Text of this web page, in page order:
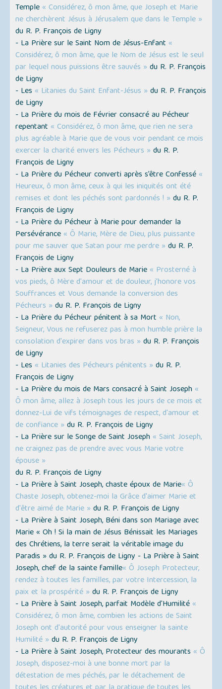
Temple « Considérez, ô mon âme, que Joseph et Marie
ne cherchèrent Jésus à Jérusalem que dans le Temple »
du R. P. François de Ligny
- La Prière sur le Saint Nom de Jésus-Enfant «
Considérez, ô mon âme, que le Nom de Jésus est le seul
par lequel nous puissions être sauvés » du R. P. François
de Ligny
- Les « Litanies du Saint Enfant-Jésus » du R. P. François
de Ligny
- La Prière du mois de Février consacré au Pécheur
repentant « Considérez, ô mon âme, que rien ne sera
plus agréable à Marie que de vous voir pendant ce mois
exercer la charité envers les Pécheurs » du R. P.
François de Ligny
- La Prière du Pécheur converti après s’être Confessé «
Heureux, ô mon âme, ceux à qui les iniquités ont été
remises et dont les péchés sont pardonnés ! » du R. P.
François de Ligny
- La Prière du Pécheur à Marie pour demander la
Persévérance « Ô Marie, Mère de Dieu, plus puissante
pour me sauver que Satan pour me perdre » du R. P.
François de Ligny
- La Prière aux Sept Douleurs de Marie « Prosterné à
vos pieds, ô Mère d'amour et de douleur, j’honore vos
Souffrances et Vous demande la conversion des
Pécheurs » du R. P. François de Ligny
- La Prière du Pécheur pénitent à sa Mort « Non,
Seigneur, Vous ne refuserez pas à mon humble prière la
consolation d'expirer dans vos bras » du R. P. François
de Ligny
- Les « Litanies des Pécheurs pénitents » du R. P.
François de Ligny
- La Prière du mois de Mars consacré à Saint Joseph «
Ô mon âme, allez à Joseph tous les jours de ce mois et
donnez-Lui de vifs témoignages de respect, d'amour et
de confiance » du R. P. François de Ligny
- La Prière sur le Songe de Saint Joseph « Saint Joseph,
ne craignez pas de prendre avec vous Marie votre
épouse »
du R. P. François de Ligny
- La Prière à Saint Joseph, chaste époux de Marie« Ô
Chaste Joseph, obtenez-moi la Grâce d'aimer Marie et
d'être aimé de Marie » du R. P. François de Ligny
- La Prière à Saint Joseph, Béni dans son Mariage avec
Marie « Oh ! Si la main de Jésus Bénissait les Mariages
des Chrétiens, la terre serait la véritable image du
Paradis » du R. P. François de Ligny - La Prière à Saint
Joseph, chef de la sainte famille« Ô Joseph Protecteur,
rendez à toutes les familles, par votre Intercession, la
paix et la prospérité » du R. P. François de Ligny
- La Prière à Saint Joseph, parfait Modèle d'Humilité «
Considérez, ô mon âme, combien les actions de Saint
Joseph ont d'autorité pour vous enseigner la sainte
Humilité » du R. P. François de Ligny
- La Prière à Saint Joseph, Protecteur des mourants « Ô
Joseph, disposez-moi à une bonne mort par la
détestation de mes péchés, par le détachement de